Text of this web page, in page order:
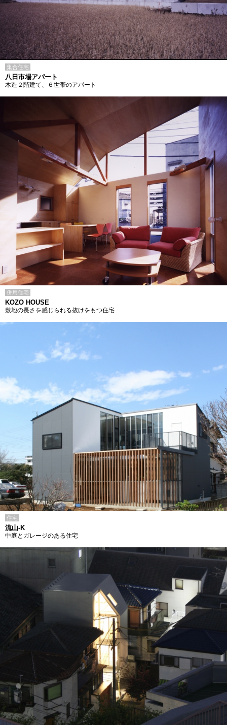
集合住宅
八日市場アパート
木造２階建て、６世帯のアパート
併用住宅
KOZO HOUSE
敷地の長さを感じられる抜けをもつ住宅
住宅
流山-K
中庭とガレージのある住宅